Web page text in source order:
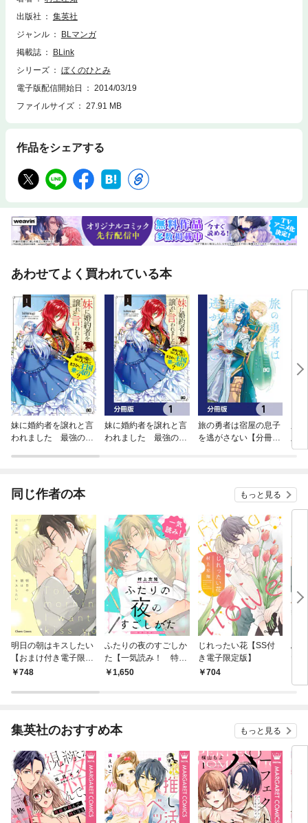
出版社
集英社
ジャンル
BLマンガ
掲載誌
BLink
シリーズ
ぼくのひとみ
電子版配信開始日
2014/03/19
ファイルサイズ
27.91 MB
作品をシェアする
あわせてよく買われている本
妹に婚約者を譲れと言
われました 最強の竜
妹に婚約者を譲れと言
われました 最強の竜
旅の勇者は宿屋の息子
を逃がさない【分冊
版】
同じ作者の本 もっと見る
明日の朝はキスしたい
【おまけ付き電子限定
版】748
ふたりの夜のすごしか
た【一気読み！ 特典
ペーパー付】
1,650
じれったい花【SS付
き電子限定版】
704
ふ
た
集英社のおすすめ本 もっと見る